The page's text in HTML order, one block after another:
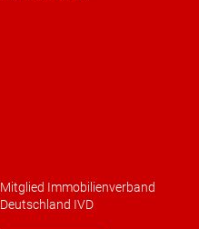
Mitglied Immobilienverband
Deutschland IVD